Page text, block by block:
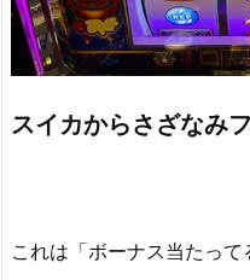
スイカからさざなみ
これは「ボーナス当たって